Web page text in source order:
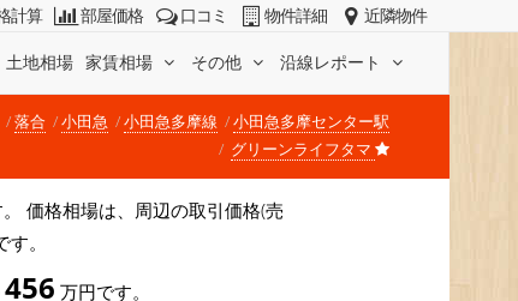
土地相場 家賃相場 その他 沿線レポート
計算 部屋価格 口コミ 物件詳細 近隣物件
落合 小田急 小田急多摩線
小田急多摩センター駅
グリーンライフタマ
価格相場は、周辺の取引価格(売
。
456 万円です。